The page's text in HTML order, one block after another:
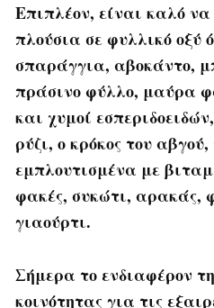
Επιπλέον, είναι καλό
πλούσια σε φυλλικό οξύ
σπαράγγια, αβοκάντο,
πράσινο φύλλο, μαύρα
και χυμοί
ρύζι, ο κρόκος του
εμπλουτισμένα με
φακές, συκώτι, αρακάς,
γιαούρτι.
Σήμερα το ενδιαφέρον
κοινότητας για τις